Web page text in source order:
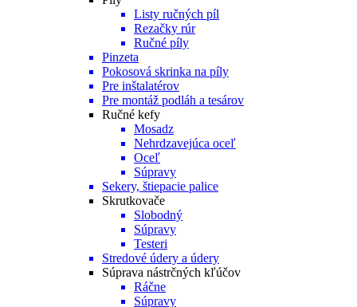
Listy ručných píl
Rezačky rúr
Ručné píly
Pinzeta
Pokosová skrinka na píly
Pre inštalatérov
Pre montáž podláh a tesárov
Ručné kefy
Mosadz
Nehrdzavejúca oceľ
Oceľ
Súpravy
Sekery, štiepacie palice
Skrutkovače
Slobodný
Súpravy
Testeri
Stredové údery a údery
Súprava nástrčných kľúčov
Ráčne
Súpravy